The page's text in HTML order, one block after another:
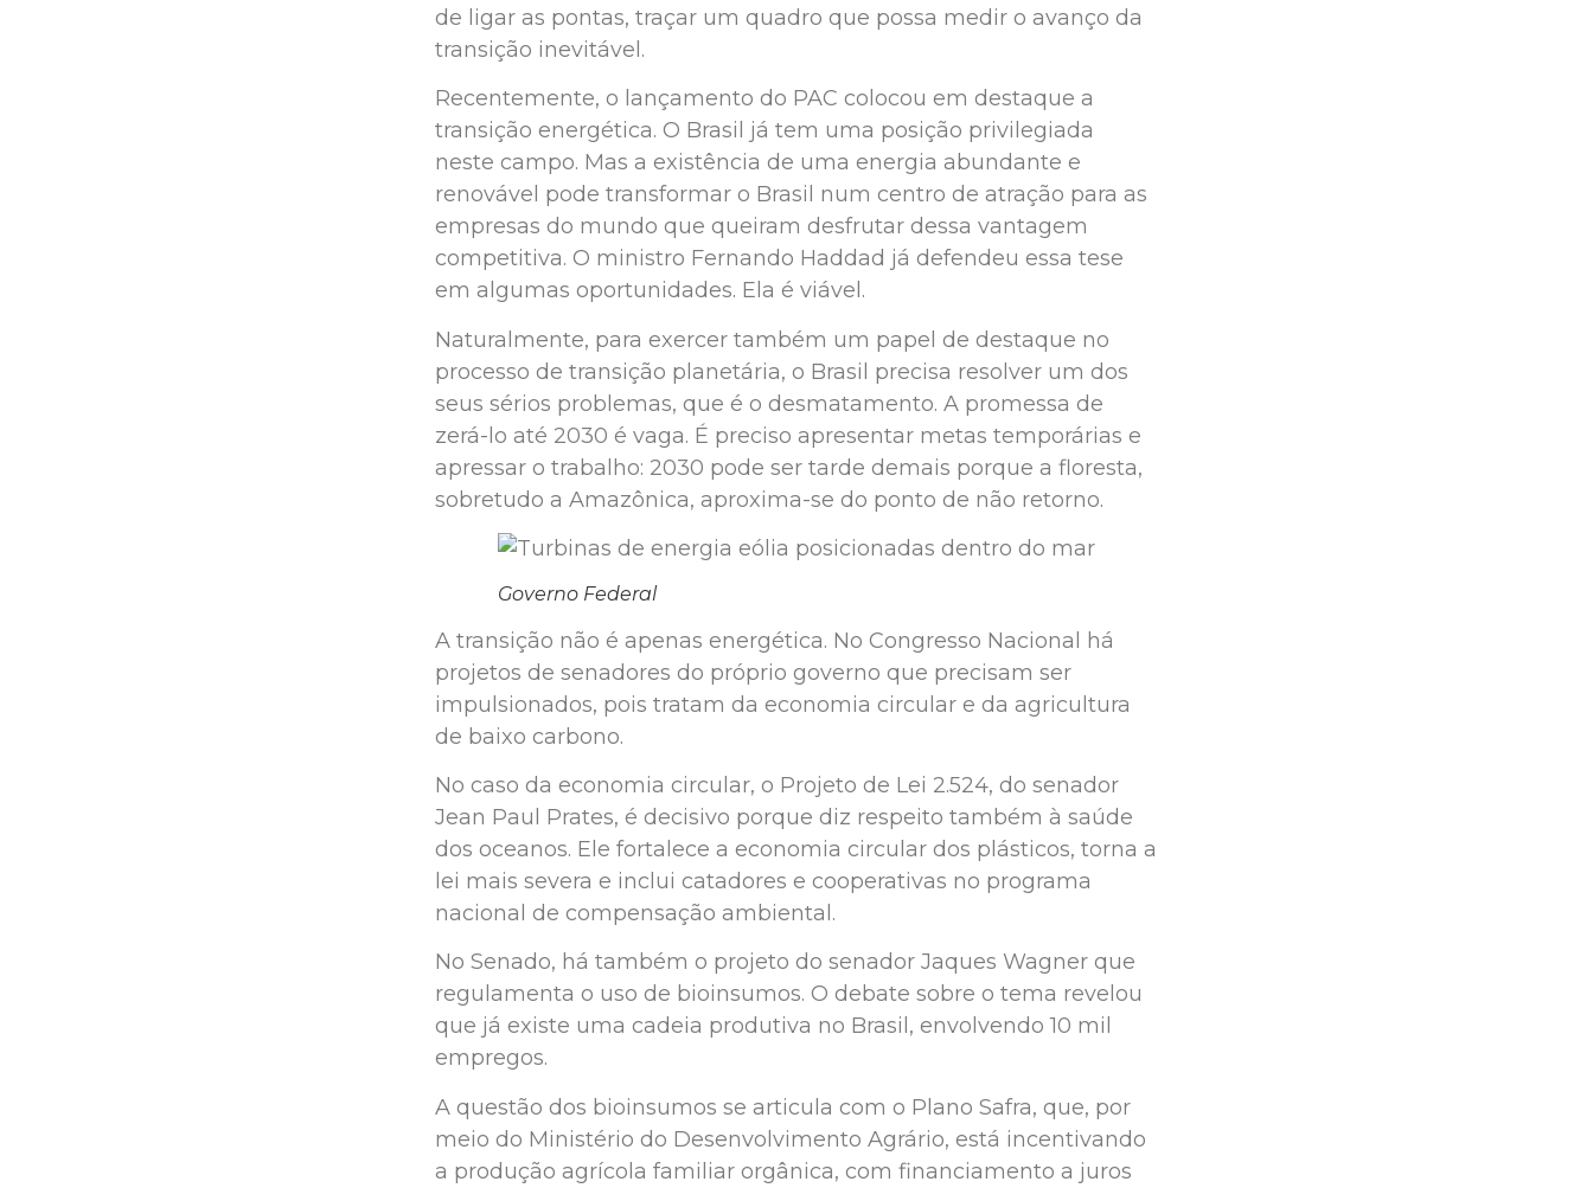
de ligar as pontas, traçar um quadro que possa medir o avanço da
transição inevitável.
Recentemente, o lançamento do PAC colocou em destaque a
transição energética. O Brasil já tem uma posição privilegiada
neste campo. Mas a existência de uma energia abundante e
renovável pode transformar o Brasil num centro de atração para as
empresas do mundo que queiram desfrutar dessa vantagem
competitiva. O ministro Fernando Haddad já defendeu essa tese
em algumas oportunidades. Ela é viável.
Naturalmente, para exercer também um papel de destaque no
processo de transição planetária, o Brasil precisa resolver um dos
seus sérios problemas, que é o desmatamento. A promessa de
zerá-lo até 2030 é vaga. É preciso apresentar metas temporárias e
apressar o trabalho: 2030 pode ser tarde demais porque a floresta,
sobretudo a Amazônica, aproxima-se do ponto de não retorno.
Governo Federal
A transição não é apenas energética. No Congresso Nacional há
projetos de senadores do próprio governo que precisam ser
impulsionados, pois tratam da economia circular e da agricultura
de baixo carbono.
No caso da economia circular, o Projeto de Lei 2.524, do senador
Jean Paul Prates, é decisivo porque diz respeito também à saúde
dos oceanos. Ele fortalece a economia circular dos plásticos, torna a
lei mais severa e inclui catadores e cooperativas no programa
nacional de compensação ambiental.
No Senado, há também o projeto do senador Jaques Wagner que
regulamenta o uso de bioinsumos. O debate sobre o tema revelou
que já existe uma cadeia produtiva no Brasil, envolvendo 10 mil
empregos.
A questão dos bioinsumos se articula com o Plano Safra, que, por
meio do Ministério do Desenvolvimento Agrário, está incentivando
a produção agrícola familiar orgânica, com financiamento a juros